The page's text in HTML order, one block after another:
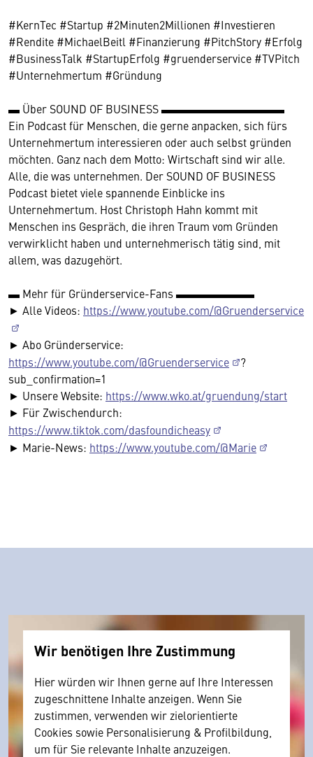
#KernTec #Startup #2Minuten2Millionen #Investieren
#Rendite #MichaelBeitl #Finanzierung #PitchStory #Erfolg
#BusinessTalk #StartupErfolg #gruenderservice #TVPitch
#Unternehmertum #Gründung
▬ Über SOUND OF BUSINESS ▬▬▬▬▬▬▬▬▬▬▬
Ein Podcast für Menschen, die gerne anpacken, sich fürs
Unternehmertum interessieren oder auch selbst gründen
möchten. Ganz nach dem Motto: Wirtschaft sind wir alle.
Alle, die was unternehmen. Der SOUND OF BUSINESS
Podcast bietet viele spannende Einblicke ins
Unternehmertum. Host Christoph Hahn kommt mit
Menschen ins Gespräch, die ihren Traum vom Gründen
verwirklicht haben und unternehmerisch tätig sind, mit
allem, was dazugehört.
▬ Mehr für Gründerservice-Fans ▬▬▬▬▬▬▬
► Alle Videos: https://www.youtube.com/@Gruenderservice
► Abo Gründerservice:
https://www.youtube.com/@Gruenderservice
?
sub_confirmation=1
► Unsere Website: https://www.wko.at/gruendung/start
► Für Zwischendurch:
https://www.tiktok.com/dasfoundicheasy
► Marie-News: https://www.youtube.com/@Marie
Wir benötigen Ihre Zustimmung
Hier würden wir Ihnen gerne auf Ihre Interessen
zugeschnittene Inhalte anzeigen. Wenn Sie
zustimmen, verwenden wir zielorientierte
Cookies sowie Personalisierung & Profilbildung,
um für Sie relevante Inhalte anzuzeigen.